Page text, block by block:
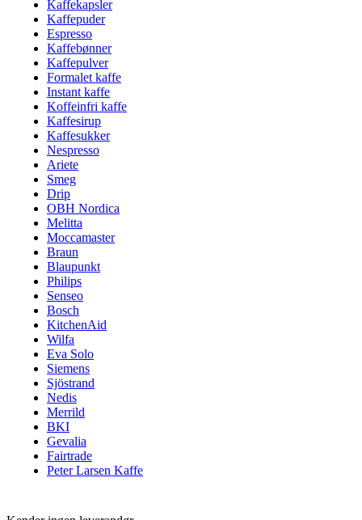
Kaffekapsler
Kaffepuder
Espresso
Kaffebønner
Kaffepulver
Formalet kaffe
Instant kaffe
Koffeinfri kaffe
Kaffesirup
Kaffesukker
Nespresso
Ariete
Smeg
Drip
OBH Nordica
Melitta
Moccamaster
Braun
Blaupunkt
Philips
Senseo
Bosch
KitchenAid
Wilfa
Eva Solo
Siemens
Sjöstrand
Nedis
Merrild
BKI
Gevalia
Fairtrade
Peter Larsen Kaffe